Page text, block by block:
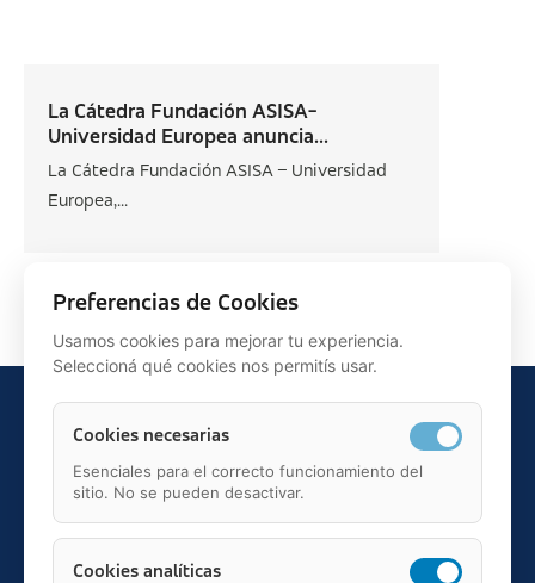
La Cátedra Fundación ASISA-
Universidad Europea anuncia...
La Cátedra Fundación ASISA – Universidad
Europea,...
Teléfono: 91 595 75 00
c/ Juan Ignacio Luca de Tena, 12, 28027, Madrid
Mail: fundacion.asisa@asisa.es
Preferencias de Cookies
Usamos cookies para mejorar tu experiencia.
Seleccioná qué cookies nos permitís usar.
Cookies necesarias
Esenciales para el correcto funcionamiento del
sitio. No se pueden desactivar.
Cookies analíticas